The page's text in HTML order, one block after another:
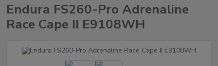
Endura FS260-Pro Adrenaline
Race Cape II E9108WH